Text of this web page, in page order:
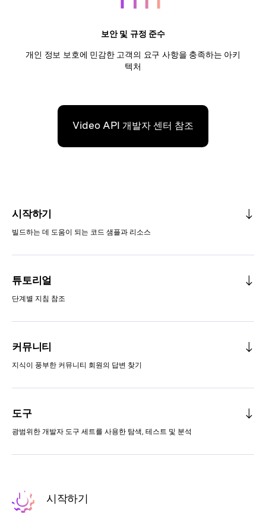
보안 및 규정 준수
개인 정보 보호에 민감한 고객의 요구 사항을 충족하는 아키
텍처
Video API 개발자 센터 참조
시작하기
빌드하는 데 도움이 되는 코드 샘플과 리소스
튜토리얼
단계별 지침 참조
커뮤니티
지식이 풍부한 커뮤니티 회원의 답변 찾기
도구
광범위한 개발자 도구 세트를 사용한 탐색, 테스트 및 분석
시작하기